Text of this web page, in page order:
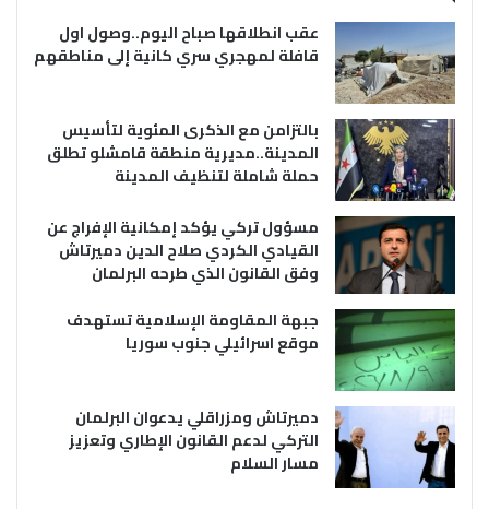
عقب انطلاقها صباح اليوم..وصول اول
قافلة لمهجري سري كانية إلى مناطقهم
بالتزامن مع الذكرى المئوية لتأسيس
المدينة..مديرية منطقة قامشلو تطلق
حملة شاملة لتنظيف المدينة
مسؤول تركي يؤكد إمكانية الإفراج عن
القيادي الكردي صلاح الدين دميرتاش
وفق القانون الذي طرحه البرلمان
جبهة المقاومة الإسلامية تستهدف
موقع اسرائيلي جنوب سوريا
دميرتاش ومزراقلي يدعوان البرلمان
التركي لدعم القانون الإطاري وتعزيز
مسار السلام